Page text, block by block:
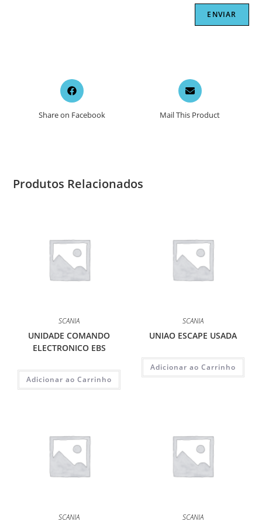
Opens
in
new
Share on Facebook
Opens
in
a
new
Mail This Product
Produtos Relacionados
SCANIA
UNIDADE COMANDO
ELECTRONICO EBS
Adicionar ao Carrinho
SCANIA
UNIAO ESCAPE USADA
Adicionar ao Carrinho
SCANIA SCANIA